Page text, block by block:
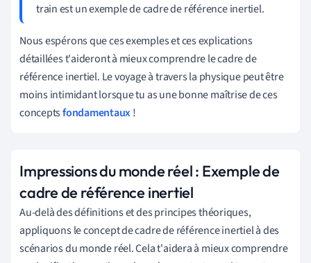
train est un exemple de cadre de référence inertiel.
Nous espérons que ces exemples et ces explications
détaillées t'aideront à mieux comprendre le cadre de
référence inertiel. Le voyage à travers la physique peut être
moins intimidant lorsque tu as une bonne maîtrise de ces
conceptsfondamentaux!
Impressions du monde réel : Exemple de
cadre de référence inertiel
Au-delà des définitions et des principes théoriques,
appliquons le concept de cadre de référence inertiel à des
scénarios du monde réel. Cela t'aidera à mieux comprendre